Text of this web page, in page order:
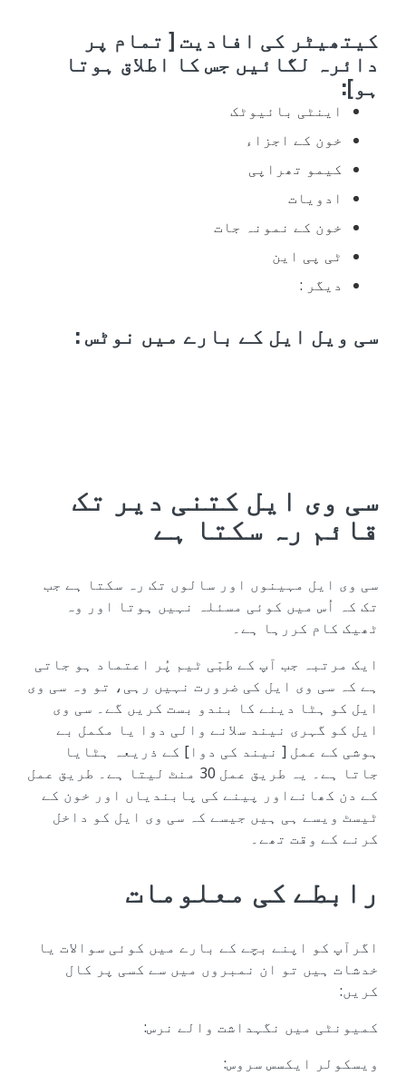
کیتھیٹر کی افادیت [ تمام پر
دائرہ لگائیں جس کا اطلاق ہوتا
ہو]:
اینٹی بائیوٹک
خون کے اجزاء
کیمو تھراپی
ادویات
خون کے نمونہ جات
ٹی پی این
دیگر :
سی ویل ایل کے بارے میں نوٹس :
سی وی ایل کتنی دیر تک
قائم رہ سکتا ہے
سی وی ایل مہینوں اور سالوں تک رہ سکتا ہے جب
تک کہ اُس میں کوئی مسئلہ نہیں ہوتا اور وہ
ٹھیک کام کررہا ہے۔
ایک مرتبہ جب آپ کے طبّی ٹیم پُر اعتماد ہو جاتی
ہے کہ سی وی ایل کی ضرورت نہیں رہی، تو وہ سی وی
ایل کو ہٹا دینے کا بندو بست کریں گے۔ سی وی
ایل کو گہری نیند سلانے والی دوا یا مکمل بے
ہوشی کے عمل [ نیند کی دوا] کے ذریعہ ہٹایا
جاتا ہے۔ یہ طریق عمل 30 منٹ لیتا ہے۔ طریق عمل
کے دن کھانےاور پینے کی پابندیاں اور خون کے
ٹیسٹ ویسے ہی ہیں جیسے کہ سی وی ایل کو داخل
کرنے کے وقت تھے۔
رابطے کی معلومات
اگرآپ کو اپنے بچے کے بارے میں کوئی سوالات یا
خدشات ہیں تو ان نمبروں میں سے کسی پر کال
کریں:
کمیونٹی میں نگہداشت والے نرس:
ویسکولر ایکسس سروس: